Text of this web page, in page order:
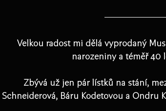
Velkou radost mi dělá vyprodaný
narozeniny a téměř 40
Zbývá už jen pár lístků na stání,
Schneiderová, Báru Kodetovou a Ondru